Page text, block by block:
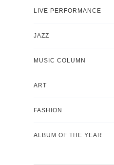
LIVE PERFORMANCE
JAZZ
MUSIC COLUMN
ART
FASHION
ALBUM OF THE YEAR